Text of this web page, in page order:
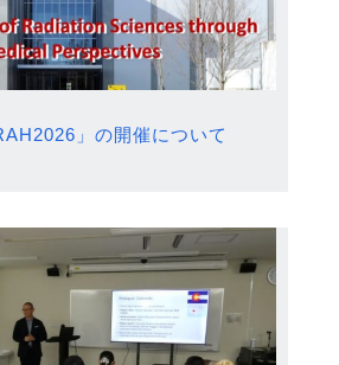
」の開催について